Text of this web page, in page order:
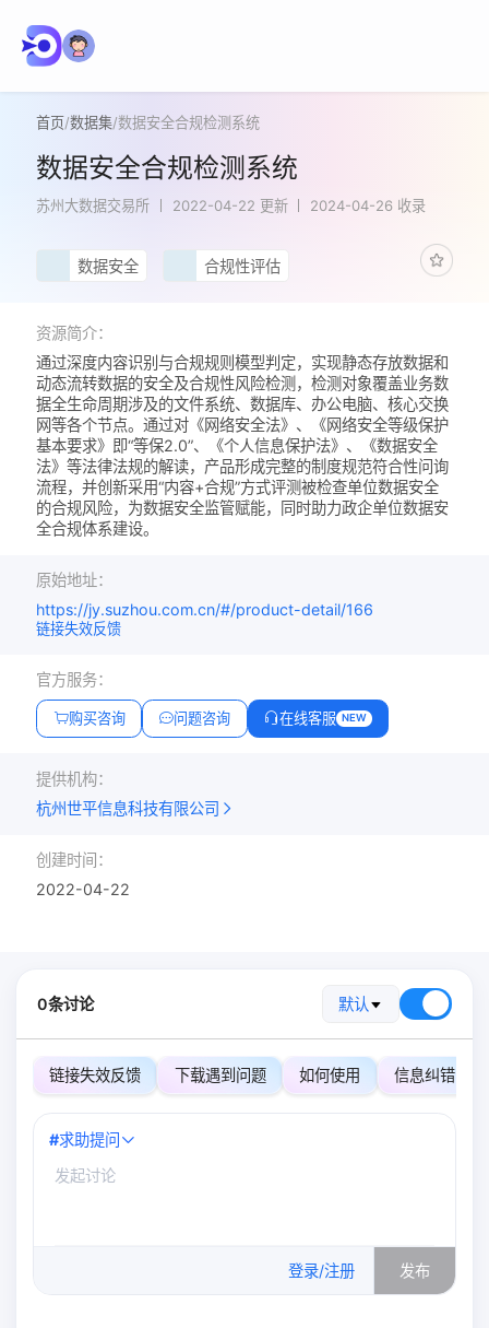
首页/数据集/数据安全合规检测系统
数据安全合规检测系统
苏州大数据交易所 2022-04-22 更新 2024-04-26 收录
数据安全 合规性评估
资源简介：
通过深度内容识别与合规规则模型判定，实现静态存放数据和
动态流转数据的安全及合规性风险检测，检测对象覆盖业务数
据全生命周期涉及的文件系统、数据库、办公电脑、核心交换
网等各个节点。通过对《网络安全法》、《网络安全等级保护
基本要求》即“等保2.0”、《个人信息保护法》、《数据安全
法》等法律法规的解读，产品形成完整的制度规范符合性问询
流程，并创新采用“内容+合规”方式评测被检查单位数据安全
的合规风险，为数据安全监管赋能，同时助力政企单位数据安
全合规体系建设。
原始地址：
https://jy.suzhou.com.cn/#/product-detail/166
链接失效反馈
官方服务：
购买咨询 问题咨询 在线客服 NEW
提供机构：
杭州世平信息科技有限公司
创建时间：
2022-04-22
0条讨论 默认
链接失效反馈 下载遇到问题 如何使用 信息纠错
#求助提问
登录/注册 发布